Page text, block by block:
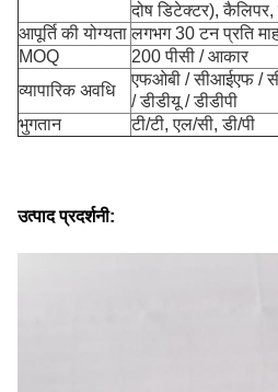
दोष डिटेक्टर),
आपूर्ति की योग्यता लगभग 30 टन प्रति
MOQ
200 पीसी / आकार
व्यापारिक अवधि
एफओबी / सीआईएफ /
/ डीडीयू / डीडीपी
भुगतान
टी/टी, एल/सी, डी/पी
उत्पाद प्रदर्शनी: